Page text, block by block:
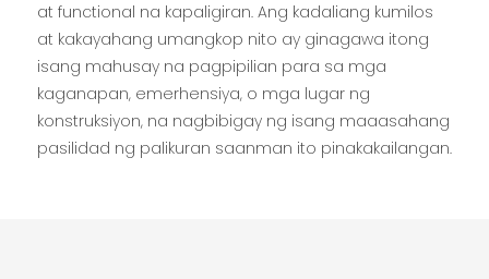
at functional na kapaligiran. Ang kadaliang kumilos
at kakayahang umangkop nito ay ginagawa itong
isang mahusay na pagpipilian para sa mga
kaganapan, emerhensiya, o mga lugar ng
konstruksiyon, na nagbibigay ng isang maaasahang
pasilidad ng palikuran saanman ito pinakakailangan.